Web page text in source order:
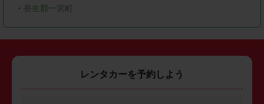
・ 長生郡一宮町
レンタカーを予約しよう